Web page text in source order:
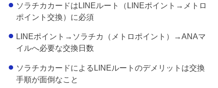
ソラチカカードはLINEルート（LINEポイント→メトロ
ポイント交換）に必須
LINEポイント→ソラチカ（メトロポイント）→ANAマ
イルへ必要な交換日数
ソラチカカードによるLINEルートのデメリットは交換
手順が面倒なこと